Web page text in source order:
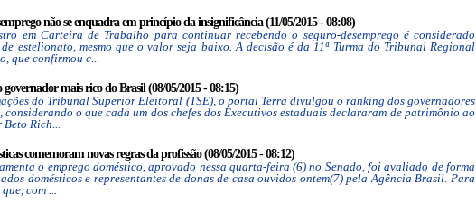
não se enquadra em princípio da insignificância (11/05/2015 - 08:08)
em Carteira de Trabalho para continuar recebendo o seguro-desemprego é considerado
estelionato, mesmo que o valor seja baixo. A decisão é da 11ª Turma do Tribunal Regional
que confirmou c...
mais rico do Brasil (08/05/2015 - 08:15)
do Tribunal Superior Eleitoral (TSE), o portal Terra divulgou o ranking dos governadores
o que cada um dos chefes dos Executivos estaduais declararam de patrimônio ao
Beto Rich...
comemoram novas regras da profissão (08/05/2015 - 08:12)
o emprego doméstico, aprovado nessa quarta-feira (6) no Senado, foi avaliado de forma
domésticos e representantes de donas de casa ouvidos ontem(7) pela Agência Brasil. Para
com ...